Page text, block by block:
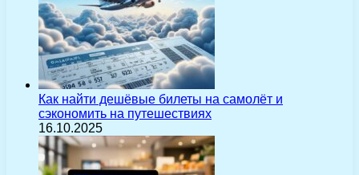
Как найти дешёвые билеты на самолёт и
сэкономить на путешествиях
16.10.2025